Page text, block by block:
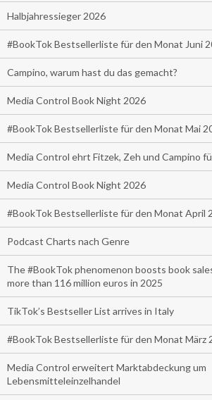
Halbjahressieger 2026
#BookTok Bestsellerliste für den Monat Juni
Campino, warum hast du das gemacht?
Media Control Book Night 2026
#BookTok Bestsellerliste für den Monat Mai
Media Control ehrt Fitzek, Zeh und Campino
Media Control Book Night 2026
#BookTok Bestsellerliste für den Monat April
Podcast Charts nach Genre
The #BookTok phenomenon boosts book
more than 116 million euros in 2025
TikTok’s Bestseller List arrives in Italy
#BookTok Bestsellerliste für den Monat März
Media Control erweitert Marktabdeckung um
Lebensmitteleinzelhandel